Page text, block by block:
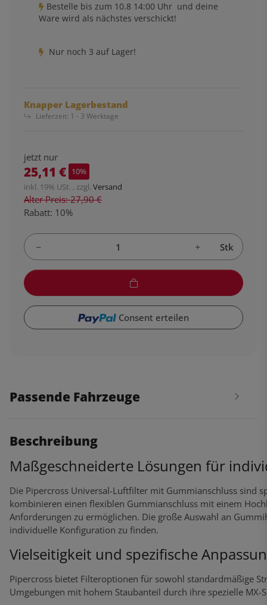
Bestelle bis zum 10.8 14:00 Uhr und deine
Ware wird als nächstes verschickt!
Nur noch 3 auf Lager!
Knapper Lagerbestand
Lieferzeit: 1 - 3 Werktage
jetzt nur
25,11 € 10%
inkl. 19% USt. , zzgl. Versand
Alter Preis: 27,90 €
Rabatt: 10%
Stk
Consent erteilen
Passende Fahrzeuge
Beschreibung
Maßgeschneiderte Lösungen für
Die Pipercross Universal-Luftfilter mit Gummianschluss sind
kombinieren einen flexiblen Gummianschluss mit einem
Anforderungen zu ermöglichen. Die große Auswahl an
individuelle Konfiguration zu finden.
Vielseitigkeit und spezifische
Pipercross bietet Filteroptionen für sowohl standardmäßige
Umgebungen mit hohem Staubanteil durch ihre spezielle MX-